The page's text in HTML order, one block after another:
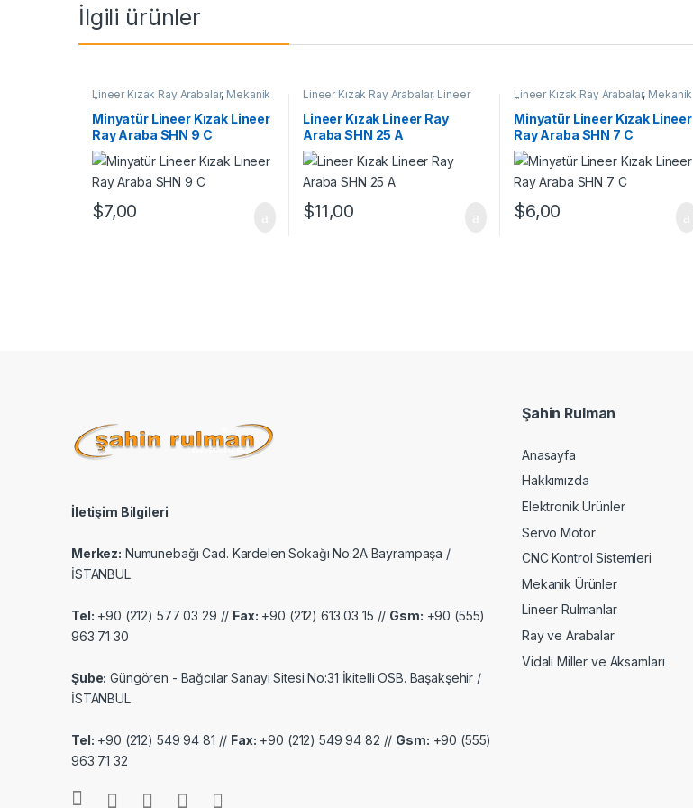
İlgili ürünler
Lineer Kızak Ray Arabalar, Mekanik
SHN C Serisi
Minyatür Lineer Kızak Lineer
Ray Araba SHN 9 C
$7,00
Lineer Kızak Ray Arabalar, Lineer
Ürünler, Ray ve Arabalar
Lineer Kızak Lineer Ray
Araba SHN 25 A
$11,00
Lineer Kızak Ray Arabalar, Mekanik
SHN C Serisi
Minyatür Lineer Kızak Lineer
Ray Araba SHN 7 C
$6,00
İletişim Bilgileri
Merkez: Numunebağı Cad. Kardelen Sokağı No:2A Bayrampaşa /
İSTANBUL
Tel: +90 (212) 577 03 29 // Fax: +90 (212) 613 03 15 // Gsm: +90 (555)
963 71 30
Şube: Güngören - Bağcılar Sanayi Sitesi No:31 İkitelli OSB. Başakşehir /
İSTANBUL
Tel: +90 (212) 549 94 81 // Fax: +90 (212) 549 94 82 // Gsm: +90 (555)
963 71 32
Şahin Rulman
Anasayfa
Hakkımızda
Elektronik Ürünler
Servo Motor
CNC Kontrol Sistemleri
Mekanik Ürünler
Lineer Rulmanlar
Ray ve Arabalar
Vidalı Miller ve Aksamları